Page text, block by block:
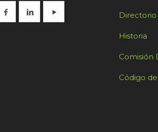
Directorio
Historia
Comisión
Código